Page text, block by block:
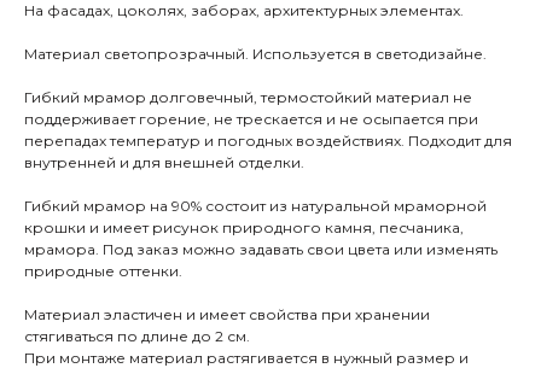
На фасадах, цоколях, заборах, архитектурных элементах.
Материал светопрозрачный. Используется в светодизайне.
Гибкий мрамор долговечный, термостойкий материал не
поддерживает горение, не трескается и не осыпается при
перепадах температур и погодных воздействиях. Подходит для
внутренней и для внешней отделки.
Гибкий мрамор на 90% состоит из натуральной мраморной
крошки и имеет рисунок природного камня, песчаника,
мрамора. Под заказ можно задавать свои цвета или изменять
природные оттенки.
Материал эластичен и имеет свойства при хранении
стягиваться по длине до 2 см.
При монтаже материал растягивается в нужный размер и